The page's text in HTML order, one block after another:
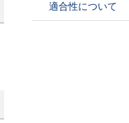
適合性について